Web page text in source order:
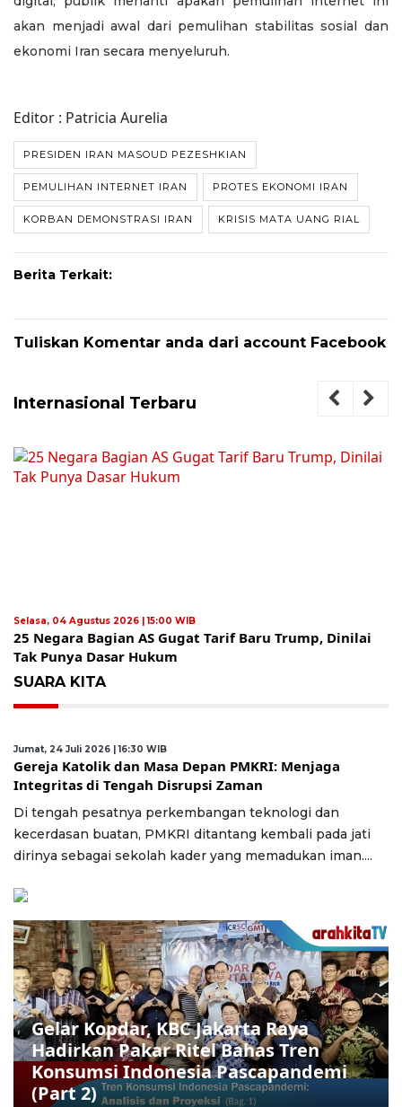
akan menjadi awal dari pemulihan stabilitas sosial dan
ekonomi Iran secara menyeluruh.
Editor : Patricia Aurelia
PRESIDEN IRAN MASOUD PEZESHKIAN
PEMULIHAN INTERNET IRAN PROTES EKONOMI IRAN
KORBAN DEMONSTRASI IRAN KRISIS MATA UANG RIAL
Berita Terkait:
Tuliskan Komentar anda dari account Facebook
Internasional Terbaru
Selasa, 04 Agustus 2026 | 15:00 WIB
25 Negara Bagian AS Gugat Tarif Baru Trump, Dinilai
Tak Punya Dasar Hukum
SUARA KITA
Jumat, 24 Juli 2026 | 16:30 WIB
Gereja Katolik dan Masa Depan PMKRI: Menjaga
Integritas di Tengah Disrupsi Zaman
Di tengah pesatnya perkembangan teknologi dan
kecerdasan buatan, PMKRI ditantang kembali pada jati
dirinya sebagai sekolah kader yang memadukan iman....
Gelar Kopdar, KBC Jakarta Raya
Hadirkan Pakar Ritel Bahas Tren
Konsumsi Indonesia Pascapandemi
(Part 2)